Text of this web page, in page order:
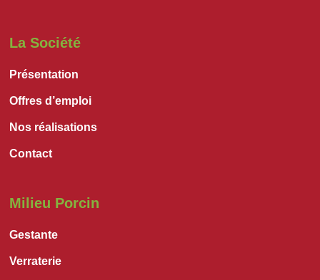
La Société
Présentation
Offres d’emploi
Nos réalisations
Contact
Milieu Porcin
Gestante
Verraterie